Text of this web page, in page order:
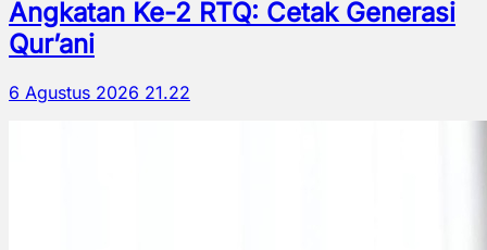
Angkatan Ke-2 RTQ: Cetak Generasi
Qur’ani
6 Agustus 2026 21.22